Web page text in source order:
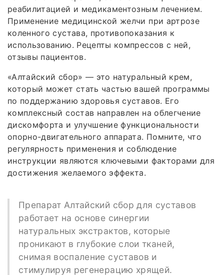
реабилитацией и медикаментозным лечением.
Применение медицинской желчи при артрозе
коленного сустава, противопоказания к
использованию. Рецепты компрессов с ней,
отзывы пациентов.
«Алтайский сбор» — это натуральный крем,
который может стать частью вашей программы
по поддержанию здоровья суставов. Его
комплексный состав направлен на облегчение
дискомфорта и улучшение функциональности
опорно-двигательного аппарата. Помните, что
регулярность применения и соблюдение
инструкции являются ключевыми факторами для
достижения желаемого эффекта.
Препарат Алтайский сбор для суставов
работает на основе синергии
натуральных экстрактов, которые
проникают в глубокие слои тканей,
снимая воспаление суставов и
стимулируя регенерацию хрящей.